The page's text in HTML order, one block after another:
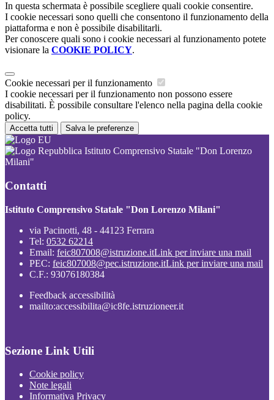
In questa schermata è possibile scegliere quali cookie consentire.
I cookie necessari sono quelli che consentono il funzionamento della
piattaforma e non è possibile disabilitarli.
Per conoscere quali sono i cookie necessari al funzionamento potete
visionare la COOKIE POLICY.
Cookie necessari per il funzionamento
I cookie necessari per il funzionamento non possono essere
disabilitati. È possibile consultare l'elenco nella pagina della cookie
policy.
Accetta tutti Salva le preferenze
Istituto Comprensivo Statale "Don Lorenzo
Milani"
Contatti
Istituto Comprensivo Statale "Don Lorenzo Milani"
via Pacinotti, 48 - 44123 Ferrara
Tel: 0532 62214
Email: feic807008@istruzione.itLink per inviare una mail
PEC: feic807008@pec.istruzione.itLink per inviare una mail
C.F.: 93076180384
Feedback accessibilità
mailto:accessibilita@ic8fe.istruzioneer.it
Sezione Link Utili
Cookie policy
Note legali
Informativa Privacy